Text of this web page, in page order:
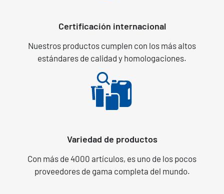
Certificación internacional
Nuestros productos cumplen con los más altos
estándares de calidad y homologaciones.
Variedad de productos
Con más de 4000 artículos, es uno de los pocos
proveedores de gama completa del mundo.